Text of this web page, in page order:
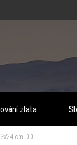
zlata
cm DD